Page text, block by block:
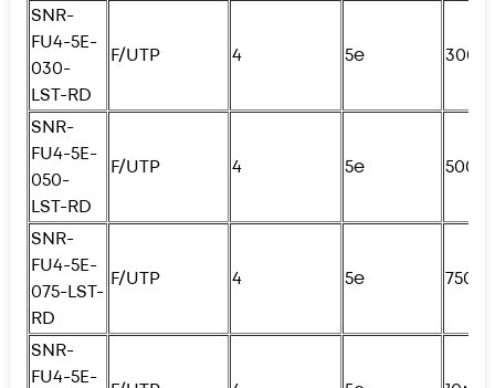
SNR-
FU4-5E-
030-
LST-RD
F/UTP 4 5e
SNR-
FU4-5E-
050-
LST-RD
F/UTP 4 5e
SNR-
FU4-5E-
075-LST-
RD
F/UTP 4 5e
SNR-
FU4-5E-